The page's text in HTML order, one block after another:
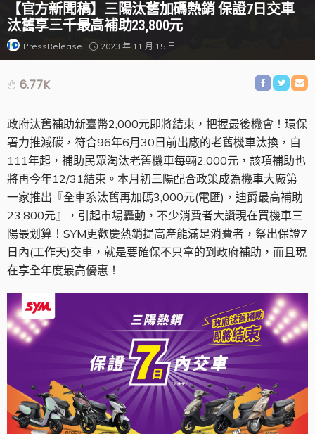
【官方新聞稿】三陽汰舊加碼熱銷 保證7日交車
汰舊享三千最高補助23,800元
PressRelease 2023 年 11 月 15 日
6.77K
政府汰舊補助新臺幣2,000元即將結束，把握最後機會！環保
署力推減碳，符合96年6月30日前出廠的老舊機車汰換，自
111年起，補助民眾淘汰老舊機車每輛2,000元，該項補助也
將再今年12/31結束。本月初三陽配合政策成為機車大廠第
一家推出『全車系汰舊再加碼3,000元(電匯)，迪爵最高補助
23,800元』，引起市場轟動，不少消費者大讚現在買機車三
陽最划算！SYM更歡慶熱銷提高產能滿足消費者，祭出保證7
日內(工作天)交車，就是要確保不只拿的到政府補助，而且現
在享全年度最高優惠！